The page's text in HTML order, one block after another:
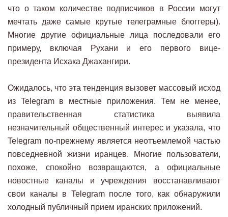
что о таком количестве подписчиков в России могут
мечтать даже самые крутые телеграмные блоггеры).
Многие другие официальные лица последовали его
примеру, включая Рухани и его первого вице-
президента Исхака Джахангири.
Ожидалось, что эта тенденция вызовет массовый исход
из Telegram в местные приложения. Тем не менее,
правительственная статистика выявила
незначительный общественный интерес и указала, что
Telegram по-прежнему является неотъемлемой частью
повседневной жизни иранцев. Многие пользователи,
похоже, спокойно возвращаются, а официальные
новостные каналы и учреждения восстанавливают
свои каналы в Telegram после того, как обнаружили
холодный публичный прием иранских приложений.